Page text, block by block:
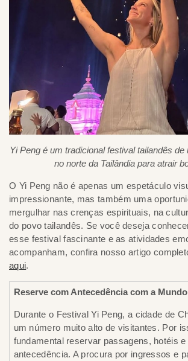
Yi Peng é um tradicional festival tailandês de
no norte da Tailândia para atrair
O Yi Peng não é apenas um espetáculo
impressionante, mas também uma
mergulhar nas crenças espirituais, na
do povo tailandês. Se você deseja
esse festival fascinante e as atividades
acompanham, confira nosso artigo
aqui.
Reserve com Antecedência com a
Durante o Festival Yi Peng, a cidade de
um número muito alto de visitantes. Por
fundamental reservar passagens, hotéis
antecedência. A procura por ingressos e